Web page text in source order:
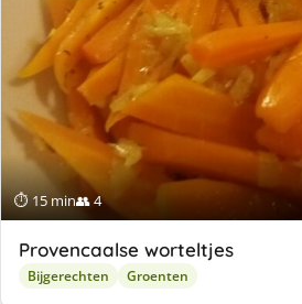
⏱ 15 min👥 4
Provencaalse worteltjes
Bijgerechten Groenten